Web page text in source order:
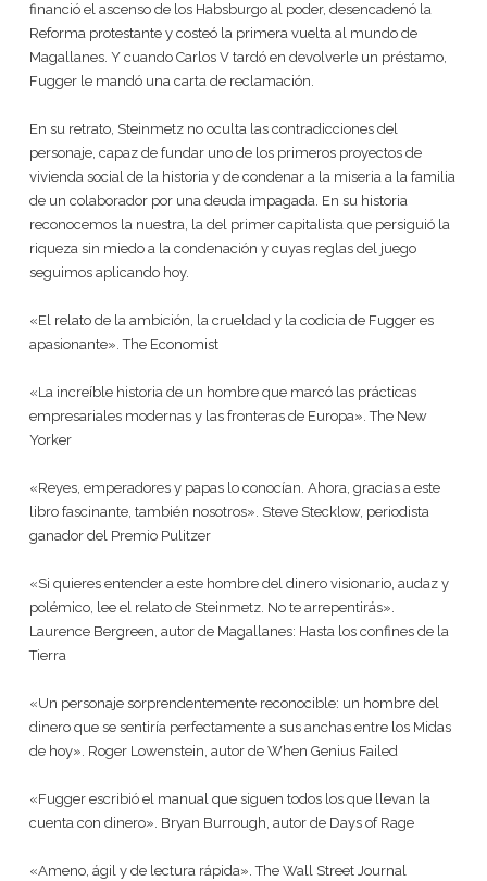
financió el ascenso de los Habsburgo al poder, desencadenó la
Reforma protestante y costeó la primera vuelta al mundo de
Magallanes. Y cuando Carlos V tardó en devolverle un préstamo,
Fugger le mandó una carta de reclamación.
En su retrato, Steinmetz no oculta las contradicciones del
personaje, capaz de fundar uno de los primeros proyectos de
vivienda social de la historia y de condenar a la miseria a la familia
de un colaborador por una deuda impagada. En su historia
reconocemos la nuestra, la del primer capitalista que persiguió la
riqueza sin miedo a la condenación y cuyas reglas del juego
seguimos aplicando hoy.
«El relato de la ambición, la crueldad y la codicia de Fugger es
apasionante». The Economist
«La increíble historia de un hombre que marcó las prácticas
empresariales modernas y las fronteras de Europa». The New
Yorker
«Reyes, emperadores y papas lo conocían. Ahora, gracias a este
libro fascinante, también nosotros». Steve Stecklow, periodista
ganador del Premio Pulitzer
«Si quieres entender a este hombre del dinero visionario, audaz y
polémico, lee el relato de Steinmetz. No te arrepentirás».
Laurence Bergreen, autor de Magallanes: Hasta los confines de la
Tierra
«Un personaje sorprendentemente reconocible: un hombre del
dinero que se sentiría perfectamente a sus anchas entre los Midas
de hoy». Roger Lowenstein, autor de When Genius Failed
«Fugger escribió el manual que siguen todos los que llevan la
cuenta con dinero». Bryan Burrough, autor de Days of Rage
«Ameno, ágil y de lectura rápida». The Wall Street Journal